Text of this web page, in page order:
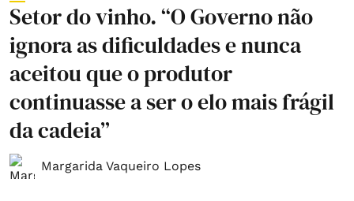
Setor do vinho. “O Governo não
ignora as dificuldades e nunca
aceitou que o produtor
continuasse a ser o elo mais frágil
da cadeia”
Margarida Vaqueiro Lopes